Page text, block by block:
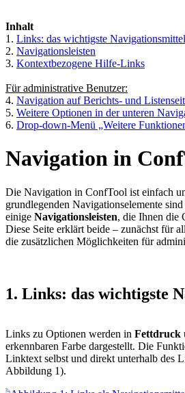
Inhalt
1. Links: das wichtigste Navigationsmittel
2. Navigationsleisten
3. Kontextbezogene Hilfe-Links
Für administrative Benutzer:
4. Navigation auf Berichts- und
5. Weitere Optionen in der unteren
6. Drop-down-Menü „Weitere
Navigation in
Die Navigation in ConfTool ist einfach
grundlegenden Navigationselemente sind
einige Navigationsleisten, die Ihnen die
Diese Seite erklärt beide – zunächst für
die zusätzlichen Möglichkeiten für
1. Links: das wichtigste
Links zu Optionen werden in Fettdruck
erkennbaren Farbe dargestellt. Die
Linktext selbst und direkt unterhalb des
Abbildung 1).